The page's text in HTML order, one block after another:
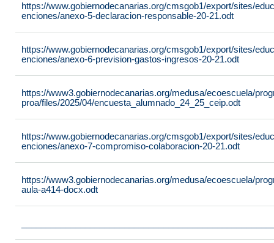
https://www.gobiernodecanarias.org/cmsgob1/export/sites/
enciones/anexo-5-declaracion-responsable-20-21.odt
https://www.gobiernodecanarias.org/cmsgob1/export/sites/
enciones/anexo-6-prevision-gastos-ingresos-20-21.odt
https://www3.gobiernodecanarias.org/medusa/ecoescuela/
proa/files/2025/04/encuesta_alumnado_24_25_ceip.odt
https://www.gobiernodecanarias.org/cmsgob1/export/sites/
enciones/anexo-7-compromiso-colaboracion-20-21.odt
https://www3.gobiernodecanarias.org/medusa/ecoescuela/
aula-a414-docx.odt